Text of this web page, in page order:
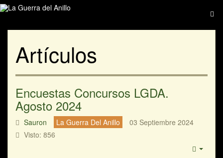
Artículos
Encuestas Concursos LGDA.
Agosto 2024
Sauron La Guerra Del Anillo
03 Septiembre 2024
Visto: 856